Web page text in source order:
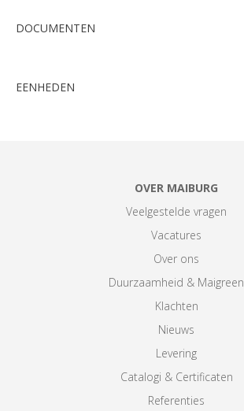
DOCUMENTEN
EENHEDEN
OVER MAIBURG
Veelgestelde vragen
Vacatures
Over ons
Duurzaamheid & Maigreen
Klachten
Nieuws
Levering
Catalogi & Certificaten
Referenties